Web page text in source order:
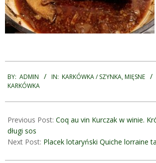
01-
14
BY: ADMIN IN: KARKÓWKA / SZYNKA,MIĘSNE
KARKÓWKA
Previous Post: Coq au vin Kurczak w winie.
długi sos
Next Post: Placek lotaryński Quiche lorraine